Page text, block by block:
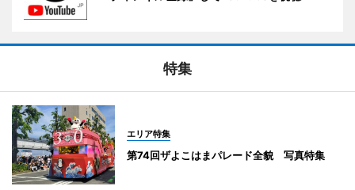
特集
エリア特集
第74回ザよこはまパレード全貌 写真特集